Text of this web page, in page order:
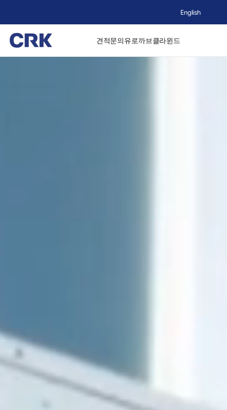
English
견적문의유로까브클라윈드